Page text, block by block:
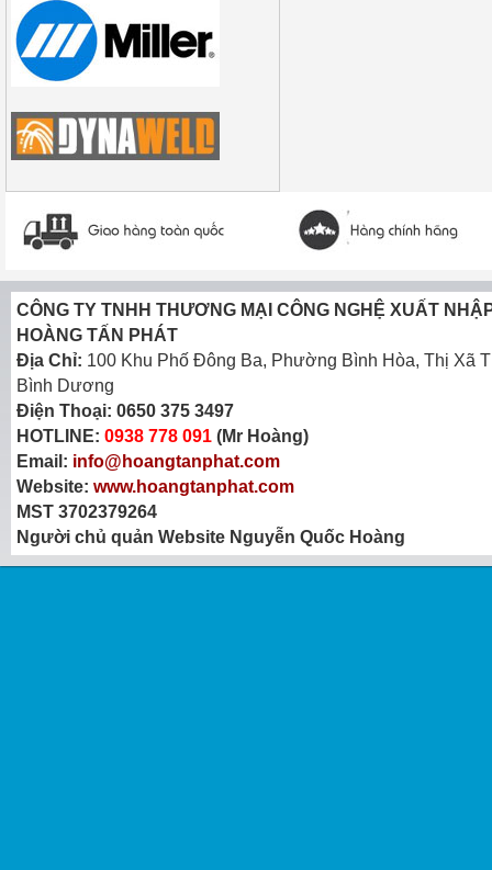
CÔNG TY TNHH THƯƠNG MẠI CÔNG NGHỆ XUẤT
HOÀNG TẤN PHÁT
Địa Chỉ: 100 Khu Phố Đông Ba, Phường Bình Hòa, Thị Xã
Bình Dương
Điện Thoại: 0650 375 3497
HOTLINE: 0938 778 091 (Mr Hoàng)
Email: info@hoangtanphat.com
Website: www.hoangtanphat.com
MST 3702379264
Người chủ quản Website Nguyễn Quốc Hoàng